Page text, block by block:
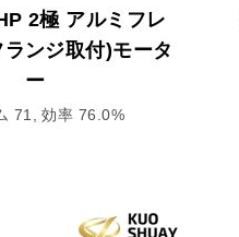
2極 アルミフレ
ンジ取付)モータ
ー
71, 効率 76.0%